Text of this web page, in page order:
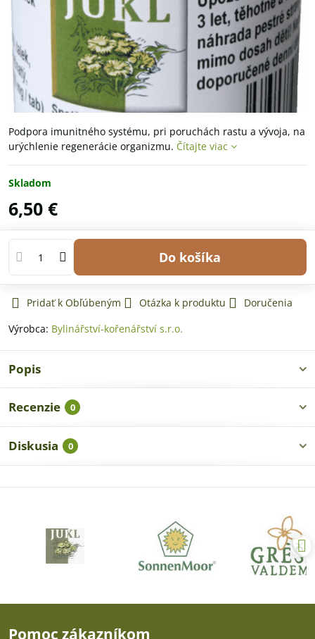
Podpora imunitného systému, pri poruchách rastu a vývoja, na
urýchlenie regenerácie organizmu. Čítajte viac
Skladom
6,50 €
Do košíka
Pridať k Obľúbeným Otázka k produktu
Doručenia
Výrobca: Bylinářství-kořenářství s.r.o.
Popis
Recenzie 0
Diskusia 0
Pomoc zákazníkom